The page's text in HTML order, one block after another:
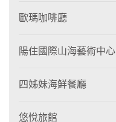
歐瑪咖啡廳
陽住國際山海藝術中心
四姊妹海鮮餐廳
悠悅旅館